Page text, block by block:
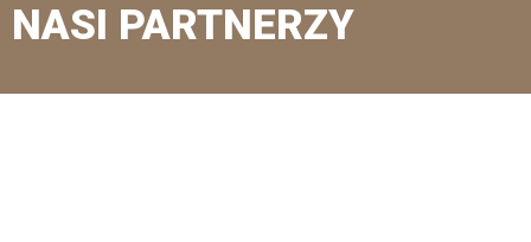
NASI PARTNERZY